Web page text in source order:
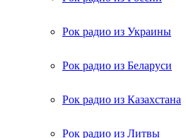
Рок радио из Украины
Рок радио из Беларуси
Рок радио из Казахстана
Рок радио из Литвы